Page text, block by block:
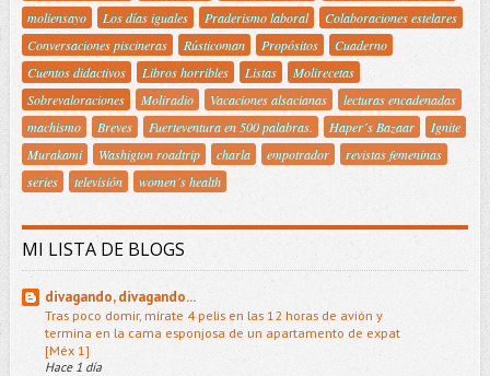
moliensayo
Los días iguales Praderismo laboral
Colaboraciones estelares
Conversaciones piscineras
Rústicoman Propósitos
Cuaderno
Cuentos didactivos
Libros horribles Listas
Molirecetas
Sobrevaloraciones
Moliradio Vacaciones alsacianas
lecturas encadenadas
machismo
Breves Fuerteventura en 500 palabras. Haper´s Bazaar
Ignite
Murakami
Washigton roadtrip charla empotrador
revistas femeninas
series
televisión women´s health
MI LISTA DE BLOGS
divagando, divagando...
Tras poco domir, mírate 4 pelis en las 12 horas de avión y
termina en la cama esponjosa de un apartamento de expat
[Méx 1]
Hace 1 día